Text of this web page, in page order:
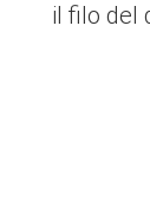
il filo del